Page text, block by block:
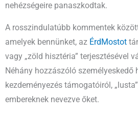
nehézségeire panaszkodtak.
A rosszindulatúbb kommentek
amelyek bennünket, az ÉrdMostot
vagy „zöld hisztéria” terjesztésével
Néhány hozzászóló személyeskedő
kezdeményezés támogatóiról,
embereknek nevezve őket.